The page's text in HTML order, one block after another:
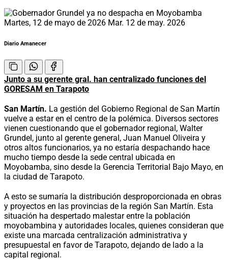
Martes, 12 de mayo de 2026 Mar. 12 de may. 2026
Diario Amanecer
Junto a su gerente gral. han centralizado funciones del
GORESAM en Tarapoto
San Martín. La gestión del Gobierno Regional de San Martín
vuelve a estar en el centro de la polémica. Diversos sectores
vienen cuestionando que el gobernador regional, Walter
Grundel, junto al gerente general, Juan Manuel Oliveira y
otros altos funcionarios, ya no estaría despachando hace
mucho tiempo desde la sede central ubicada en
Moyobamba, sino desde la Gerencia Territorial Bajo Mayo, en
la ciudad de Tarapoto.
A esto se sumaría la distribución desproporcionada en obras
y proyectos en las provincias de la región San Martín. Esta
situación ha despertado malestar entre la población
moyobambina y autoridades locales, quienes consideran que
existe una marcada centralización administrativa y
presupuestal en favor de Tarapoto, dejando de lado a la
capital regional.